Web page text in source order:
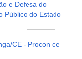
e Defesa do
Público do Estado
CE - Procon de